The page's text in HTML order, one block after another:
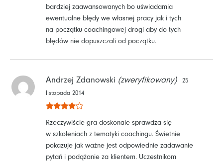
bardziej zaawansowanych bo uświadamia
ewentualne błędy we własnej pracy jak i tych
na początku coachingowej drogi aby do tych
błędów nie dopuszczali od początku.
4na 5
Andrzej Zdanowski (zweryfikowany)
25
listopada 2014
Rzeczywiście gra doskonale sprawdza się
w szkoleniach z tematyki coachingu. Świetnie
pokazuje jak ważne jest odpowiednie zadawanie
pytań i podążanie za klientem. Uczestnikom